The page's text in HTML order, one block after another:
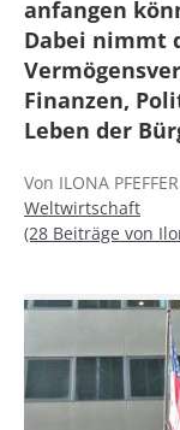
anfangen
Dabei nimmt
Finanzen,
Leben der
Von ILONA
Weltwirtschaft
(28 Beiträge von